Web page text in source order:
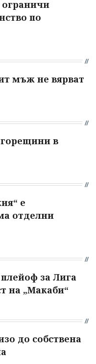
ограничи
по
мъж не вярват
в
е
отделни
за Лига
на „Макаби“
до собствена